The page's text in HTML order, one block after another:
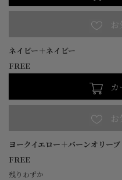
ネイビー＋ネイビー
FREE
ヨークイエロー＋バーンオリーブ
FREE
残りわずか